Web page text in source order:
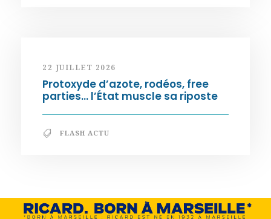
22 JUILLET 2026
Protoxyde d’azote, rodéos, free
parties… l’État muscle sa riposte
FLASH ACTU